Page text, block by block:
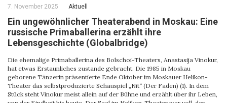
7. November 2025 Aktuell
Ein ungewöhnlicher Theaterabend in Moskau: Eine
russische Primaballerina erzählt ihre
Lebensgeschichte (Globalbridge)
Die ehemalige Primaballerina des Bolschoi-Theaters, Anastasija Vinokur,
hat etwas Erstaunliches zustande gebracht. Die 1985 in Moskau
geborene Tänzerin präsentierte Ende Oktober im Moskauer Helikon-
Theater das selbstproduzierte Schauspiel „Nit“ (Der Faden) (1). In dem
Stück steht Vinokur meist allein auf der Bühne und erzählt über ihr Leben,